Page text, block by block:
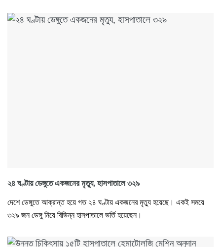
২৪ ঘণ্টায় ডেঙ্গুতে একজনের মৃত্যু, হাসপাতালে ৩২৯
দেশে ডেঙ্গুতে আক্রান্ত হয়ে গত ২৪ ঘণ্টায় একজনের মৃত্যু হয়েছে। একই সময়ে
৩২৯ জন ডেঙ্গু নিয়ে বিভিন্ন হাসপাতালে ভর্তি হয়েছেন।